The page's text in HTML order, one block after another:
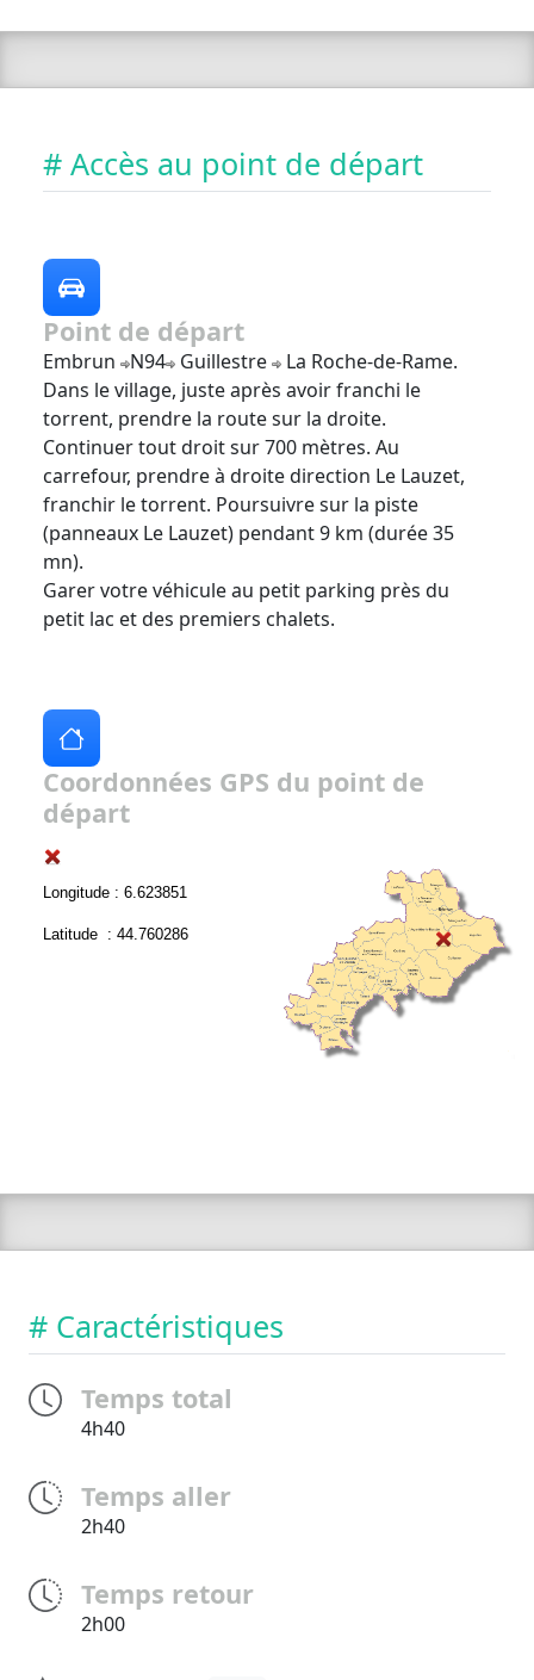
# Accès au point de départ
Point de départ
Embrun N94 Guillestre
La Roche-de-Rame.
Dans le village, juste après avoir franchi le
torrent, prendre la route sur la droite.
Continuer tout droit sur 700 mètres. Au
carrefour, prendre à droite direction Le Lauzet,
franchir le torrent. Poursuivre sur la piste
(panneaux Le Lauzet) pendant 9 km (durée 35
mn).
Garer votre véhicule au petit parking près du
petit lac et des premiers chalets.
Coordonnées GPS du point de
départ
Longitude : 6.623851
Latitude : 44.760286
# Caractéristiques
Temps total
4h40
Temps aller
2h40
Temps retour
2h00